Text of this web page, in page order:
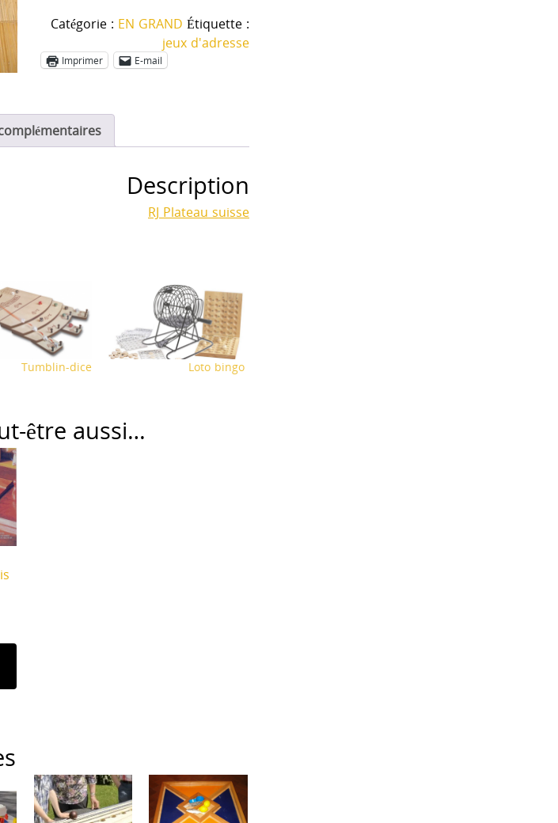
Plateau
Catégorie : EN GRAND Étiquette :
jeux d'adresse
Imprimer E-mail
Description
RJ Plateau suisse
Tumblin-dice Loto bingo
être aussi…